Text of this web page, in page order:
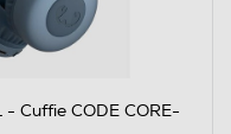
- Cuffie CODE CORE-